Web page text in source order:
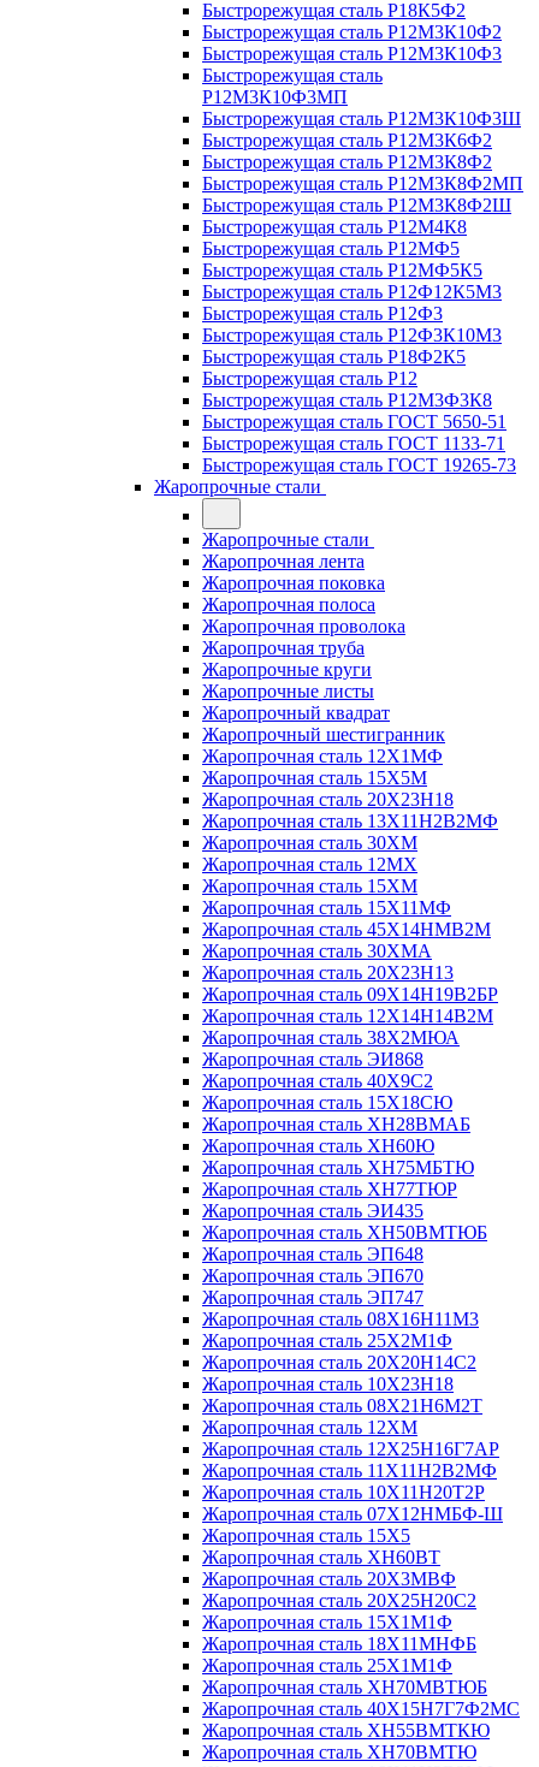
Быстрорежущая сталь Р18К5Ф2
Быстрорежущая сталь Р12М3К10Ф2
Быстрорежущая сталь Р12М3К10Ф3
Быстрорежущая сталь
Р12М3К10Ф3МП
Быстрорежущая сталь Р12М3К10Ф3Ш
Быстрорежущая сталь Р12М3К6Ф2
Быстрорежущая сталь Р12М3К8Ф2
Быстрорежущая сталь Р12М3К8Ф2МП
Быстрорежущая сталь Р12М3К8Ф2Ш
Быстрорежущая сталь Р12М4К8
Быстрорежущая сталь Р12МФ5
Быстрорежущая сталь Р12МФ5К5
Быстрорежущая сталь Р12Ф12К5М3
Быстрорежущая сталь Р12Ф3
Быстрорежущая сталь Р12Ф3К10М3
Быстрорежущая сталь Р18Ф2К5
Быстрорежущая сталь Р12
Быстрорежущая сталь Р12М3Ф3К8
Быстрорежущая сталь ГОСТ 5650-51
Быстрорежущая сталь ГОСТ 1133-71
Быстрорежущая сталь ГОСТ 19265-73
Жаропрочные стали
Жаропрочные стали
Жаропрочная лента
Жаропрочная поковка
Жаропрочная полоса
Жаропрочная проволока
Жаропрочная труба
Жаропрочные круги
Жаропрочные листы
Жаропрочный квадрат
Жаропрочный шестигранник
Жаропрочная сталь 12Х1МФ
Жаропрочная сталь 15Х5М
Жаропрочная сталь 20Х23Н18
Жаропрочная сталь 13Х11Н2В2МФ
Жаропрочная сталь 30ХМ
Жаропрочная сталь 12МХ
Жаропрочная сталь 15ХМ
Жаропрочная сталь 15Х11МФ
Жаропрочная сталь 45Х14НМВ2М
Жаропрочная сталь 30ХМА
Жаропрочная сталь 20Х23Н13
Жаропрочная сталь 09Х14Н19В2БР
Жаропрочная сталь 12Х14Н14В2М
Жаропрочная сталь 38Х2МЮА
Жаропрочная сталь ЭИ868
Жаропрочная сталь 40Х9С2
Жаропрочная сталь 15Х18СЮ
Жаропрочная сталь ХН28ВМАБ
Жаропрочная сталь ХН60Ю
Жаропрочная сталь ХН75МБТЮ
Жаропрочная сталь ХН77ТЮР
Жаропрочная сталь ЭИ435
Жаропрочная сталь ХН50ВМТЮБ
Жаропрочная сталь ЭП648
Жаропрочная сталь ЭП670
Жаропрочная сталь ЭП747
Жаропрочная сталь 08Х16Н11М3
Жаропрочная сталь 25Х2М1Ф
Жаропрочная сталь 20Х20Н14С2
Жаропрочная сталь 10Х23Н18
Жаропрочная сталь 08Х21Н6М2Т
Жаропрочная сталь 12ХМ
Жаропрочная сталь 12Х25Н16Г7АР
Жаропрочная сталь 11Х11Н2В2МФ
Жаропрочная сталь 10Х11Н20Т2Р
Жаропрочная сталь 07Х12НМБФ-Ш
Жаропрочная сталь 15Х5
Жаропрочная сталь ХН60ВТ
Жаропрочная сталь 20Х3МВФ
Жаропрочная сталь 20Х25Н20С2
Жаропрочная сталь 15Х1М1Ф
Жаропрочная сталь 18Х11МНФБ
Жаропрочная сталь 25Х1М1Ф
Жаропрочная сталь ХН70МВТЮБ
Жаропрочная сталь 40Х15Н7Г7Ф2МС
Жаропрочная сталь ХН55ВМТКЮ
Жаропрочная сталь ХН70ВМТЮ